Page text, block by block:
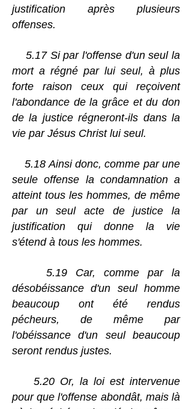
justification après plusieurs
offenses.
5.17 Si par l'offense d'un seul la
mort a régné par lui seul, à plus
forte raison ceux qui reçoivent
l'abondance de la grâce et du don
de la justice régneront-ils dans la
vie par Jésus Christ lui seul.
5.18 Ainsi donc, comme par une
seule offense la condamnation a
atteint tous les hommes, de même
par un seul acte de justice la
justification qui donne la vie
s'étend à tous les hommes.
5.19 Car, comme par la
désobéissance d'un seul homme
beaucoup ont été rendus
pécheurs, de même par
l'obéissance d'un seul beaucoup
seront rendus justes.
5.20 Or, la loi est intervenue
pour que l'offense abondât, mais là